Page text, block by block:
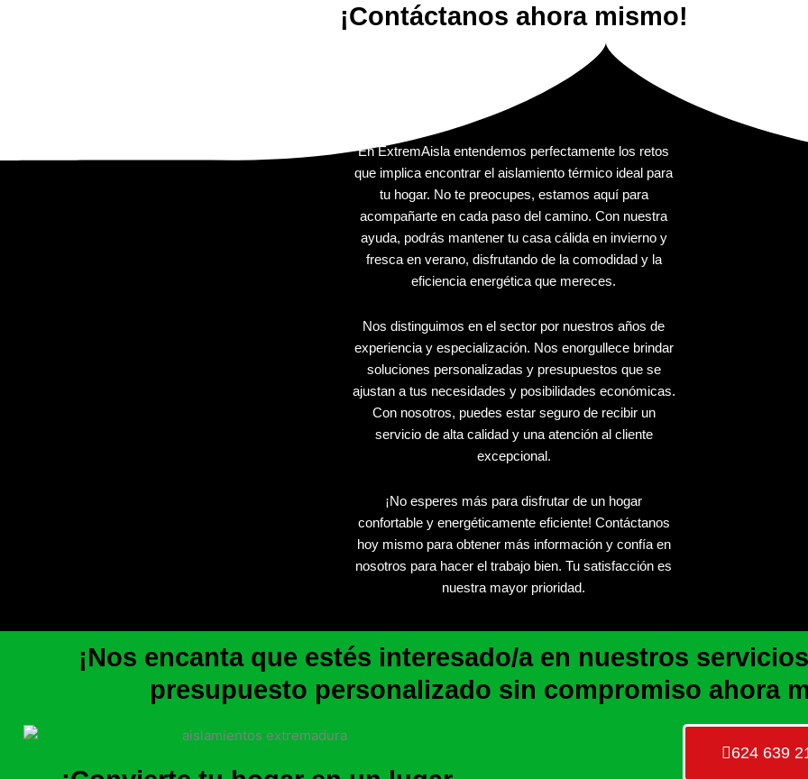
¡Contáctanos ahora mismo!
En ExtremAisla entendemos perfectamente los retos
que implica encontrar el aislamiento térmico ideal para
tu hogar. No te preocupes, estamos aquí para
acompañarte en cada paso del camino. Con nuestra
ayuda, podrás mantener tu casa cálida en invierno y
fresca en verano, disfrutando de la comodidad y la
eficiencia energética que mereces.
Nos distinguimos en el sector por nuestros años de
experiencia y especialización. Nos enorgullece brindar
soluciones personalizadas y presupuestos que se
ajustan a tus necesidades y posibilidades económicas.
Con nosotros, puedes estar seguro de recibir un
servicio de alta calidad y una atención al cliente
excepcional.
¡No esperes más para disfrutar de un hogar
confortable y energéticamente eficiente! Contáctanos
hoy mismo para obtener más información y confía en
nosotros para hacer el trabajo bien. Tu satisfacción es
nuestra mayor prioridad.
¡Nos encanta que estés interesado/a en nuestros
presupuesto personalizado sin compromiso ahora
624 639